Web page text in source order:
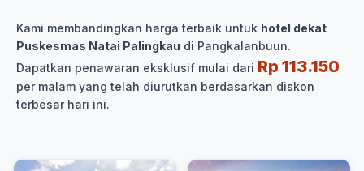
Kami membandingkan harga terbaik untuk hotel dekat
Puskesmas Natai Palingkau di Pangkalanbuun.
Dapatkan penawaran eksklusif mulai dari Rp 113.150
per malam yang telah diurutkan berdasarkan diskon
terbesar hari ini.